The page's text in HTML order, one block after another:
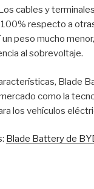
cables y
respecto a
peso mucho
al sobrevoltaje.
Blade
como la
los vehículos
Blade Battery de